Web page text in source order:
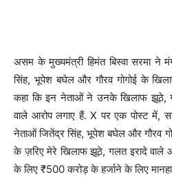
असम के मुख्यमंत्री हिमंत बिस्वा सरमा ने
सिंह, भूपेश बघेल और गौरव गोगोई के
कहा कि इन नेताओं ने उनके खिलाफ झूठे,
वाले आरोप लगाए हैं. X पर एक पोस्ट में,
नेताओं जितेंद्र सिंह, भूपेश बघेल और गौरव
के ज़रिए मेरे खिलाफ झूठे, गलत इरादे वाले
के लिए ₹500 करोड़ के हर्जाने के लिए